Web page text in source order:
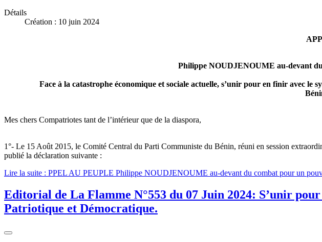
Détails
Création : 10 juin 2024
Philippe NOUDJENOUME au-devant
Face à la catastrophe économique et sociale actuelle, s’unir pour en finir avec
Mes chers Compatriotes tant de l’intérieur que de la diaspora,
1°- Le 15 Août 2015, le Comité Central du Parti Communiste du Bénin, réuni en session
publié la déclaration suivante :
Lire la suite : PPEL AU PEUPLE Philippe NOUDJENOUME au-devant du combat pour un
Editorial de La Flamme N°553 du 07 Juin 2024: S’unir
Patriotique et Démocratique.